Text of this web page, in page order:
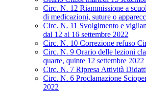
Circ. N. 12 Riammissione a
di medicazioni, suture o
Circ. N. 11 Svolgimento e
dal 12 al 16 settembre 2022
Circ. N. 10 Correzione refuso
Circ. N. 9 Orario delle lezioni
quarte, quinte 12 settembre 2022
Circ. N. 7 Ripresa Attività
Circ. N. 6 Proclamazione
2022